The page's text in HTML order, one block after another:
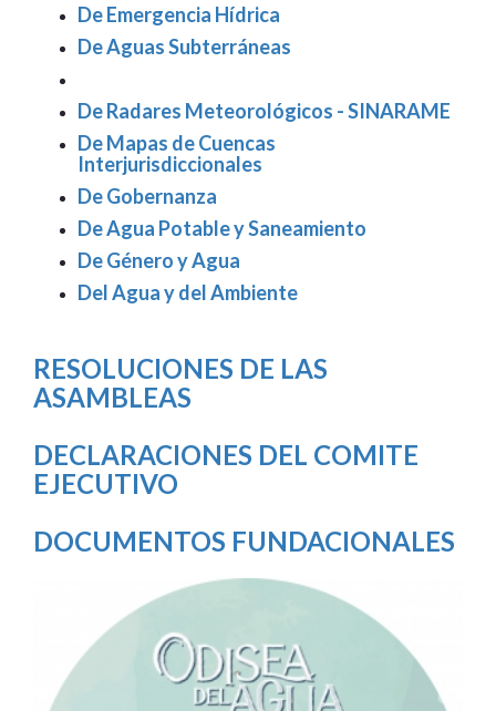
De Emergencia Hídrica
De Aguas Subterráneas
De Radares Meteorológicos - SINARAME
De Mapas de Cuencas
Interjurisdiccionales
De Gobernanza
De Agua Potable y Saneamiento
De Género y Agua
Del Agua y del Ambiente
RESOLUCIONES DE LAS
ASAMBLEAS
DECLARACIONES DEL COMITE
EJECUTIVO
DOCUMENTOS FUNDACIONALES